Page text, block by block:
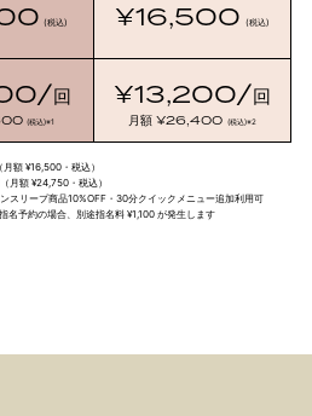
(税込) ¥16,500 (税込)
回
(税込)※1
¥13,200/回
月額¥26,400 (税込)※2
額 ¥16,500・税込）
月額 ¥24,750・税込）
スリープ商品10%OFF・30分クイックメニュー追加利用可
名予約の場合、別途指名料 ¥1,100 が発生します